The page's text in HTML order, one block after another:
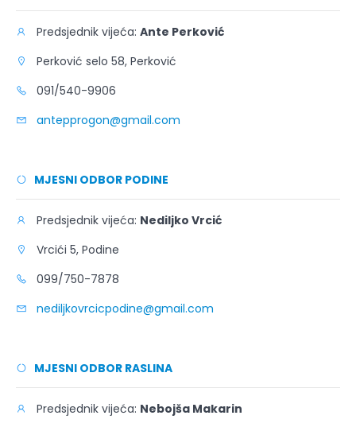
Predsjednik vijeća: Ante Perković
Perković selo 58, Perković
091/540-9906
antepprogon@gmail.com
MJESNI ODBOR PODINE
Predsjednik vijeća: Nediljko Vrcić
Vrcići 5, Podine
099/750-7878
nediljkovrcicpodine@gmail.com
MJESNI ODBOR RASLINA
Predsjednik vijeća: Nebojša Makarin